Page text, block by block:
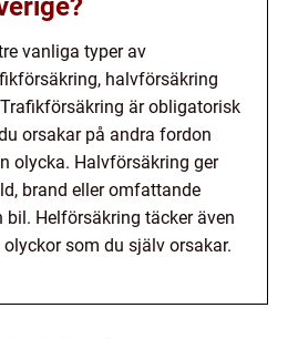
vanliga typer av
halvförsäkring
är obligatorisk
orsakar på andra fordon
olycka. Halvförsäkring ger
brand eller omfattande
bil. Helförsäkring täcker även
som du själv orsakar.